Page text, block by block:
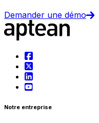
Demander une démo
Notre entreprise